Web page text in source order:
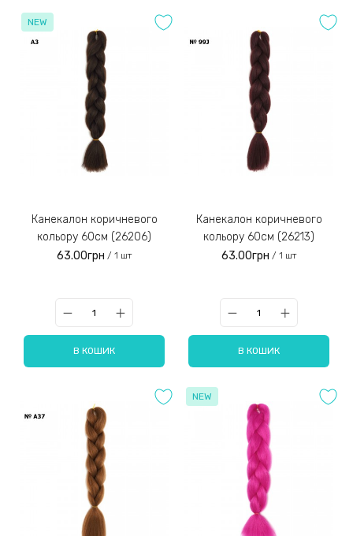
NEW
Канекалон коричневого
кольору 60см (26206)
63.00грн / 1 шт
В КОШИК
Канекалон коричневого
кольору 60см (26213)
63.00грн / 1 шт
В КОШИК
NEW